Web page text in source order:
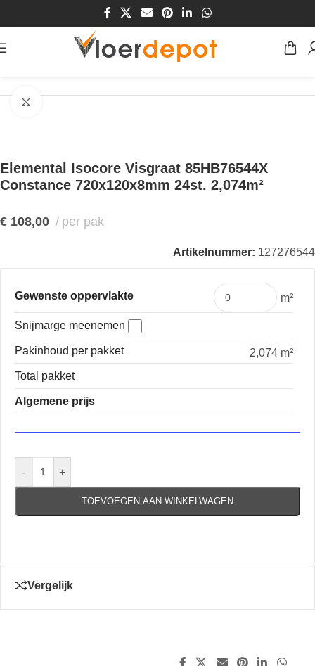
Elemental Isocore Visgraat 85HB76544X
Constance 720x120x8mm 24st. 2,074m²
€ 108,00 per pak
Artikelnummer: 127276544
Gewenste oppervlakte m²
Snijmarge meenemen
Pakinhoud per pakket
2,074 m²
Total pakket
Algemene prijs
- +
TOEVOEGEN AAN WINKELWAGEN
Vergelijk